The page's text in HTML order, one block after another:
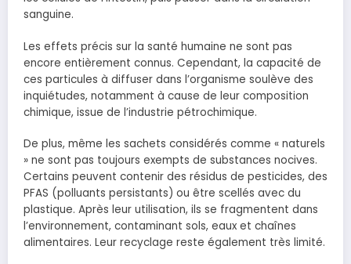
sanguine.
Les effets précis sur la santé humaine ne sont pas
encore entièrement connus. Cependant, la capacité de
ces particules à diffuser dans l’organisme soulève des
inquiétudes, notamment à cause de leur composition
chimique, issue de l’industrie pétrochimique.
De plus, même les sachets considérés comme « naturels
» ne sont pas toujours exempts de substances nocives.
Certains peuvent contenir des résidus de pesticides, des
PFAS (polluants persistants) ou être scellés avec du
plastique. Après leur utilisation, ils se fragmentent dans
l’environnement, contaminant sols, eaux et chaînes
alimentaires. Leur recyclage reste également très limité.